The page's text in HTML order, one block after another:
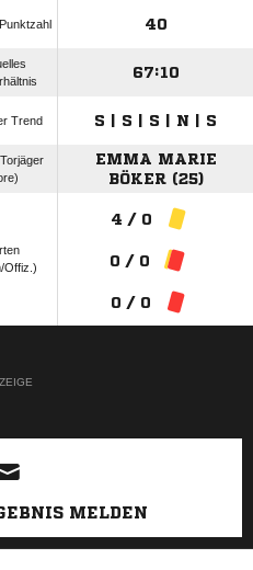
40
67:10
Trend S | S | S | N | S
EMMA MARIE
BÖKER (25)
Offiz.)
4 / 0
0 / 0
0 / 0
MELDEN